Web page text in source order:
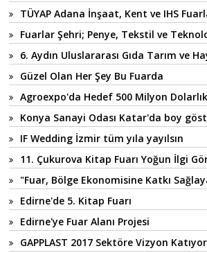
TÜYAP Adana İnşaat, Kent ve IHS
Fuarlar Şehri; Penye, Tekstil ve
6. Aydın Uluslararası Gıda Tarım ve
Güzel Olan Her Şey Bu Fuarda
Agroexpo'da Hedef 500 Milyon
Konya Sanayi Odası Katar'da boy
IF Wedding İzmir tüm yıla yayılsın
11. Çukurova Kitap Fuarı Yoğun İlgi
"Fuar, Bölge Ekonomisine Katkı
Edirne'de 5. Kitap Fuarı
Edirne'ye Fuar Alanı Projesi
GAPPLAST 2017 Sektöre Vizyon Katıyor